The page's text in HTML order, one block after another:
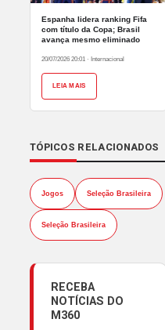
Espanha lidera ranking Fifa
com título da Copa; Brasil
avança mesmo eliminado
20/07/2026 20:01 · Internacional
LEIA MAIS
TÓPICOS RELACIONADOS
Jogos Seleção Brasileira
Seleção Brasileira
RECEBA
NOTÍCIAS DO
M360